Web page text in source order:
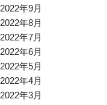
2022年9月
2022年8月
2022年7月
2022年6月
2022年5月
2022年4月
2022年3月